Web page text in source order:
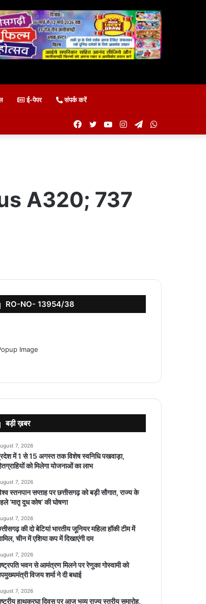
ई-पेपर संपर्क करें
Telegram
Instagram
YouTube
Twitter
Facebook
A320; 737
RO-NO- 13954/38
बड़ी ख़बर
7, 2026
में 1 से 15 अगस्त तक विशेष स्वनिधि पखवाड़ा,
को मिलेगा योजनाओं का लाभ
7, 2026
स्तनपान सप्ताह पर छत्तीसगढ़ को बड़ी सौगात, राज्य के
‘मातृ दूध कोष’ की घोषणा
7, 2026
की दो बेटियां भारतीय जूनियर महिला हॉकी टीम में
चीन में एशिया कप में दिखाएंगी दम
7, 2026
भवन से आमंत्रण मिलने पर रेणुका गोस्वामी को
विजय शर्मा ने दी बधाई
7, 2026
हाथकरघा दिवस पर आज भव्य राज्य स्तरीय समारोह,